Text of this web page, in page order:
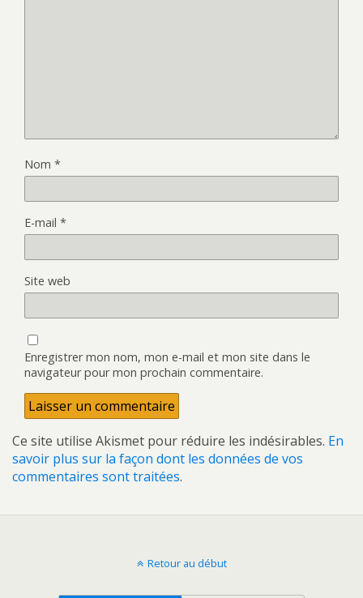
Nom *
E-mail *
Site web
Enregistrer mon nom, mon e-mail et mon site dans le
navigateur pour mon prochain commentaire.
Ce site utilise Akismet pour réduire les indésirables. En
savoir plus sur la façon dont les données de vos
commentaires sont traitées.
Retour au début